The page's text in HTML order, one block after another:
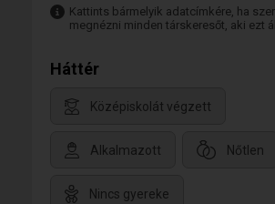
Kattints bármelyik adatcímkére, ha
megnézni minden társkeresőt, aki ezt
Háttér
Középiskolát végzett
Alkalmazott Nőtlen
Nincs gyereke